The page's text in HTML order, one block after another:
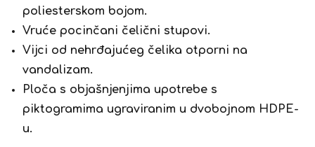
poliesterskom bojom.
Vruće pocinčani čelični stupovi.
Vijci od nehrđajućeg čelika otporni na
vandalizam.
Ploča s objašnjenjima upotrebe s
piktogramima ugraviranim u dvobojnom HDPE-
u.